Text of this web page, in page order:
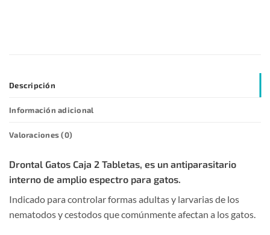
Descripción
Información adicional
Valoraciones (0)
Drontal Gatos Caja 2 Tabletas, es un antiparasitario
interno de amplio espectro para gatos.
Indicado para controlar formas adultas y larvarias de los
nematodos y cestodos que comúnmente afectan a los gatos.